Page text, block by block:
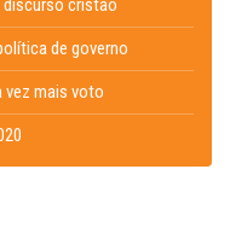
de governo
vez mais voto